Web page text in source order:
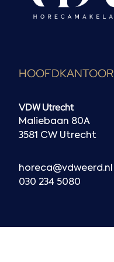
HOOFDKANTOOR
VDW Utrecht
Maliebaan 80A
3581 CW Utrecht
horeca@vdweerd.nl
030 234 5080